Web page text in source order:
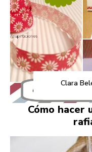
Clara
Cómo hacer